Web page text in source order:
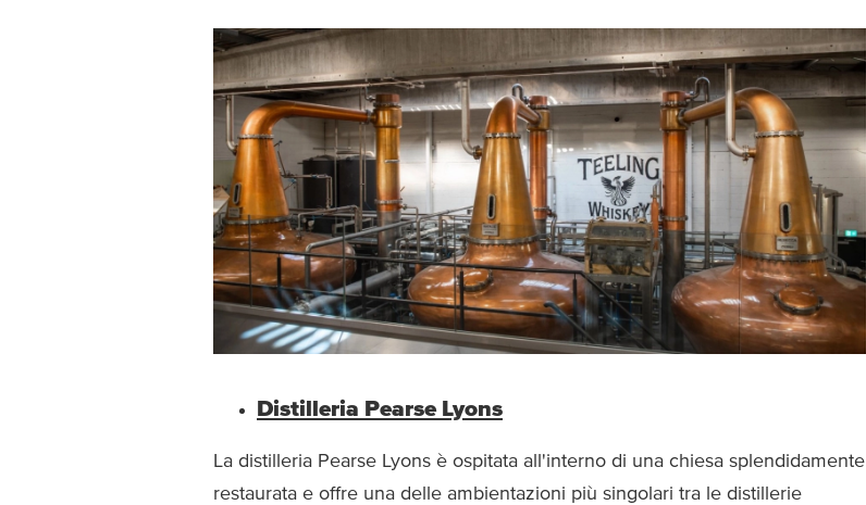
Distilleria Pearse Lyons
La distilleria Pearse Lyons è ospitata all'interno di una chiesa splendidamente
restaurata e offre una delle ambientazioni più singolari tra le distillerie